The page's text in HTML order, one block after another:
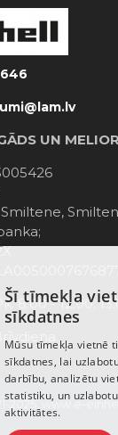
UN
8:00 - 12:00;
2025, www.e-
Šī tīmekļa
sīkdatnes
Mūsu tīmekļa vietnē
sīkdatnes, lai
darbību, analizētu
statistiku, un
aktivitātes.